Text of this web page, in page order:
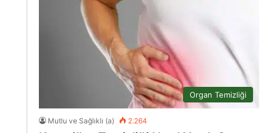
Organ Temizliği
Mutlu ve Sağlıklı (a) 2.264